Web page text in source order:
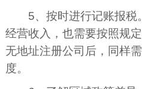
5、按时进行记账报
经营收入，也需要按照规
无地址注册公司后，同样
度。